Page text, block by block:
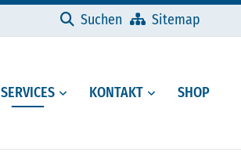
Navigation überspringen
Suchen
Sitemap
SERVICES KONTAKT SHOP